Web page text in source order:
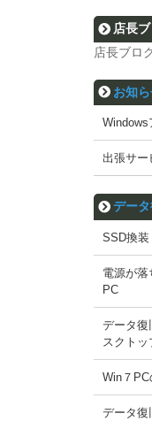
店長
店長ブロ
お知
Windows
出張サー
データ
SSD換装
電源が落
PC
データ復
スクトッ
Win７
データ